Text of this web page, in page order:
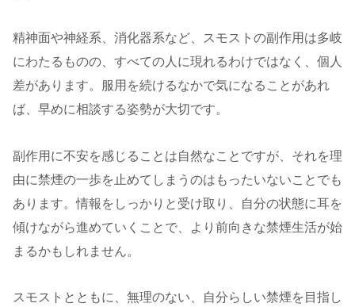
精神面や神経系、消化器系など、スモストの副作用は多岐
にわたるものの、すべての人に現れるわけではなく、個人
差があります。服用を続けるなかで気になることがあれ
ば、早めに相談する姿勢が大切です。
副作用に不安を感じることは自然なことですが、それを理
由に禁煙の一歩を止めてしまうのはもったいないことでも
あります。情報をしっかりと受け取り、自分の状態に耳を
傾けながら進めていくことで、より前向きな禁煙生活が始
まるかもしれません。
スモストとともに、無理のない、自分らしい禁煙を目指し